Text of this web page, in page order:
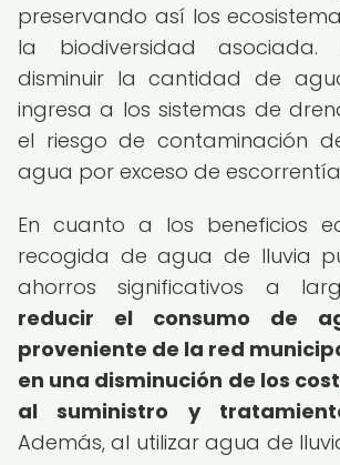
preservando así los
la biodiversidad asociada.
disminuir la cantidad de
ingresa a los sistemas de
el riesgo de contaminación
agua por exceso de
En cuanto a los beneficios
recogida de agua de lluvia
ahorros significativos a
reducir el consumo de
proveniente de la red
en una disminución de los
al suministro y
Además, al utilizar agua de